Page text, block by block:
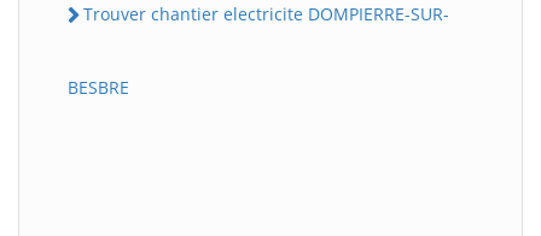
Trouver chantier electricite DOMPIERRE-SUR-
BESBRE